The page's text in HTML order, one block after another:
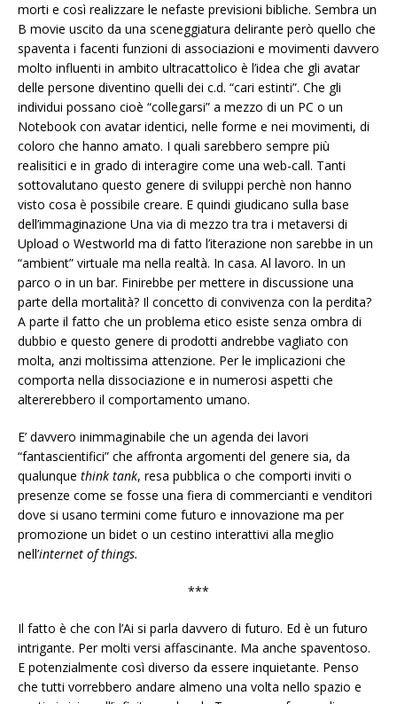
morti e così realizzare le nefaste previsioni bibliche. Sembra un
B movie uscito da una sceneggiatura delirante però quello che
spaventa i facenti funzioni di associazioni e movimenti davvero
molto influenti in ambito ultracattolico è l’idea che gli avatar
delle persone diventino quelli dei c.d. “cari estinti”. Che gli
individui possano cioè “collegarsi” a mezzo di un PC o un
Notebook con avatar identici, nelle forme e nei movimenti, di
coloro che hanno amato. I quali sarebbero sempre più
realisitici e in grado di interagire come una web-call. Tanti
sottovalutano questo genere di sviluppi perchè non hanno
visto cosa è possibile creare. E quindi giudicano sulla base
dell’immaginazione Una via di mezzo tra tra i metaversi di
Upload o Westworld ma di fatto l’iterazione non sarebbe in un
“ambient” virtuale ma nella realtà. In casa. Al lavoro. In un
parco o in un bar. Finirebbe per mettere in discussione una
parte della mortalità? Il concetto di convivenza con la perdita?
A parte il fatto che un problema etico esiste senza ombra di
dubbio e questo genere di prodotti andrebbe vagliato con
molta, anzi moltissima attenzione. Per le implicazioni che
comporta nella dissociazione e in numerosi aspetti che
altererebbero il comportamento umano.
E’ davvero inimmaginabile che un agenda dei lavori
“fantascientifici” che affronta argomenti del genere sia, da
qualunque think tank, resa pubblica o che comporti inviti o
presenze come se fosse una fiera di commercianti e venditori
dove si usano termini come futuro e innovazione ma per
promozione un bidet o un cestino interattivi alla meglio
nell’internet of things.
***
Il fatto è che con l’Ai si parla davvero di futuro. Ed è un futuro
intrigante. Per molti versi affascinante. Ma anche spaventoso.
E potenzialmente così diverso da essere inquietante. Penso
che tutti vorrebbero andare almeno una volta nello spazio e